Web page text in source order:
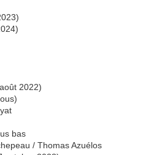
2022)
bas
/ Thomas Azuélos